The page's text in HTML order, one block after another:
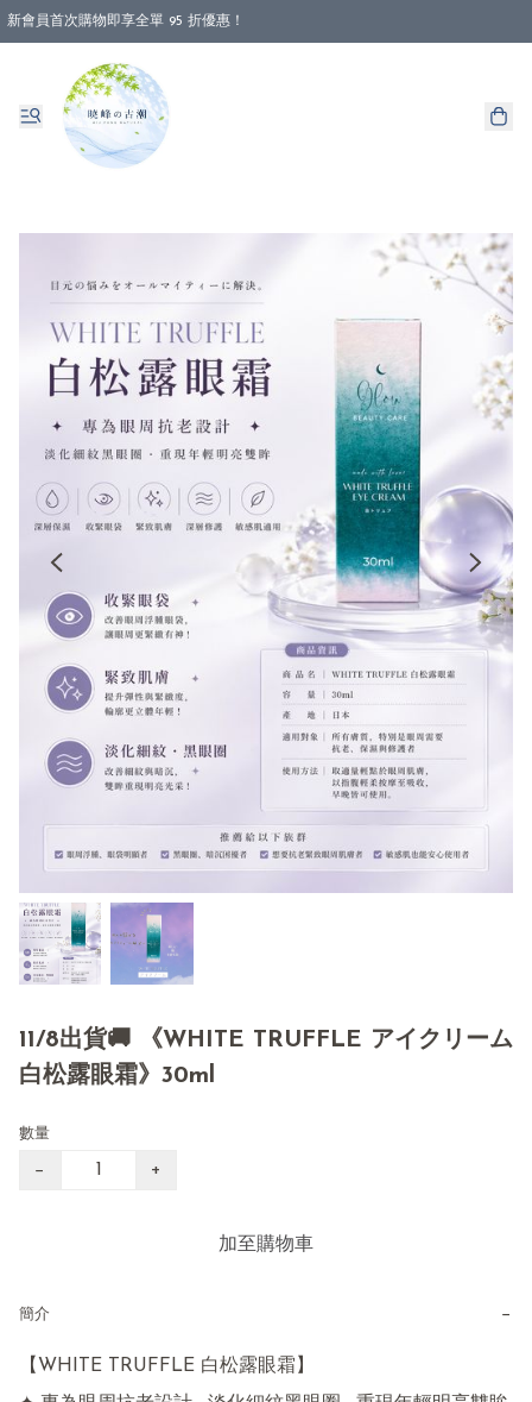
新會員首次購物即享全單 95 折優惠！
消費即享全單 88 折優惠！
11/8出貨🚚 《WHITE TRUFFLE アイクリーム
白松露眼霜》30ml
數量
− +
加至購物車
簡介 −
【WHITE TRUFFLE 白松露眼霜】